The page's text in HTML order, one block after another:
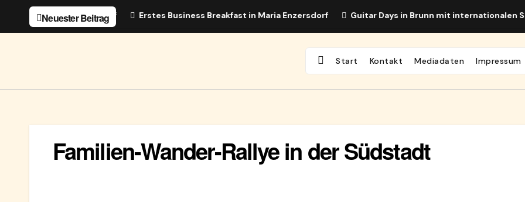
Neuester Beitrag
von Maria Enzersdorf Erstes Business Breakfast in Maria Enzersdorf Guitar Days in Brunn mit internationalen
Start Kontakt Mediadaten Impressum
Familien-Wander-Rallye in der Südstadt